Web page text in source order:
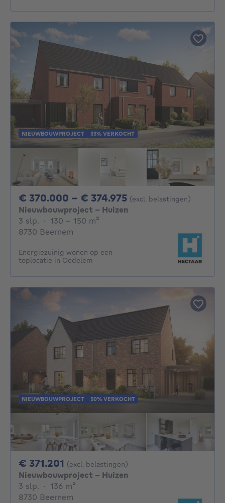
NIEUWBOUWPROJECT 33% VERKOCHT
€ 370.000 - € 374.975 Van 370000€ Tot
(excl. belastingen)
Nieuwbouwproject - Huizen
3 slp. 3 slaapkamers
· 130 - 150 m²
8730 Beernem
Energiezuinig wonen op een
toplocatie in Oedelem
NIEUWBOUWPROJECT 50% VERKOCHT
€ 371.201 371201€
(excl. belastingen)
Nieuwbouwproject - Huizen
3 slp. 3 slaapkamers
· 136 m²
8730 Beernem